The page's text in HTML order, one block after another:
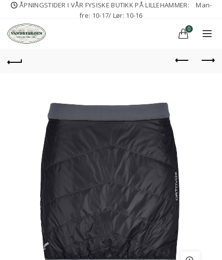
ÅPNINGSTIDER I VÅR FYSISKE BUTIKK PÅ LILLEHAMMER:
Man-
fre: 10-17/ Lør: 10-16
0